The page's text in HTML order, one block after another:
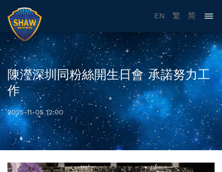
EN 繁 简
陳瀅深圳同粉絲開生日會 承諾努力工
作
2025-11-05 12:00